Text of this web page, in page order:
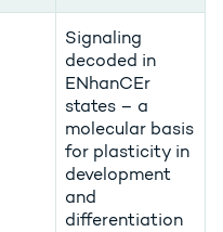
Signaling
decoded in
ENhanCEr
states – a
molecular basis
for plasticity in
development
and
differentiation